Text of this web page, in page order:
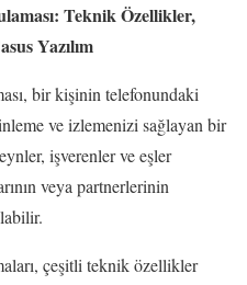
Teknik Özellikler,
Yazılım
bir kişinin telefonundaki
ve izlemenizi sağlayan bir
işverenler ve eşler
veya partnerlerinin
çeşitli teknik özellikler